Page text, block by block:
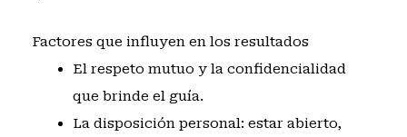
Factores que influyen en los resultados
El respeto mutuo y la confidencialidad
que brinde el guía.
La disposición personal: estar abierto,